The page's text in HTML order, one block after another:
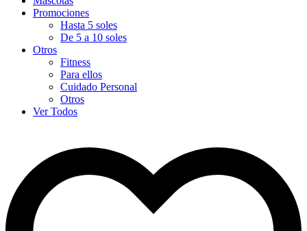
Promociones
Hasta 5 soles
De 5 a 10 soles
Otros
Fitness
Para ellos
Cuidado Personal
Otros
Ver Todos